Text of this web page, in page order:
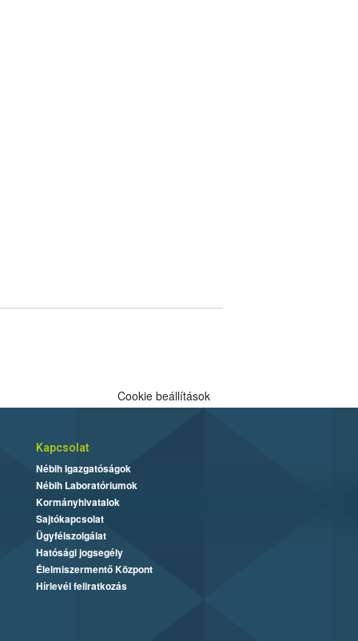
Cookie beállítások
Kapcsolat
Nébih Igazgatóságok
Nébih Laboratóriumok
Kormányhivatalok
Sajtókapcsolat
Ügyfélszolgálat
Hatósági jogsegély
Élelmiszermentő Központ
Hírlevél feliratkozás